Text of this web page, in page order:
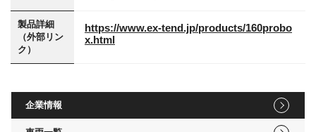
製品詳細
（外部リン
ク）
https://www.ex-tend.jp/products/160probo
x.html
企業情報